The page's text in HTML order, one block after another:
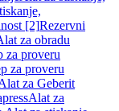
[2]Rezervni
za obradu
za proveru
za proveru
za Geberit
Alat za